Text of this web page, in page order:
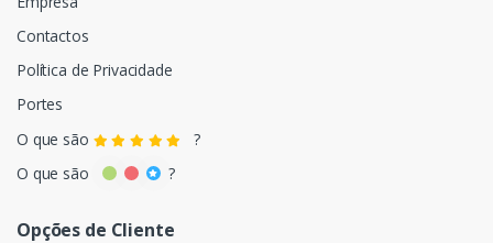
Contactos
Política de Privacidade
Portes
O que são
?
O que são
?
Opções de Cliente